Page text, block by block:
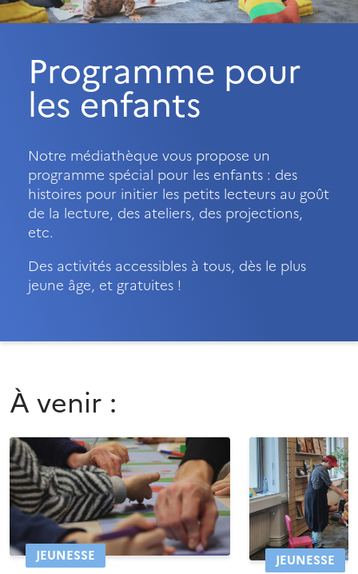
Programme pour
les enfants
Notre médiathèque vous propose un
programme spécial pour les enfants : des
histoires pour initier les petits lecteurs au goût
de la lecture, des ateliers, des projections,
etc.
Des activités accessibles à tous, dès le plus
jeune âge, et gratuites !
À venir :
JEUNESSE JEUNESSE